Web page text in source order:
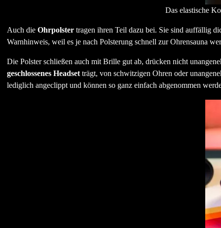
Das elastische
Auch die Ohrpolstertragen ihren Teil dazu bei. Sie sind auffällig
Warnhinweis, weil es je nach Polsterung schnell zur Ohrensauna
Die Polster schließen auch mit Brille gut ab, drücken nicht
geschlossenes Headsetträgt, von schwitzigen Ohren oder
lediglich angeclippt und können so ganz einfach abgenommen